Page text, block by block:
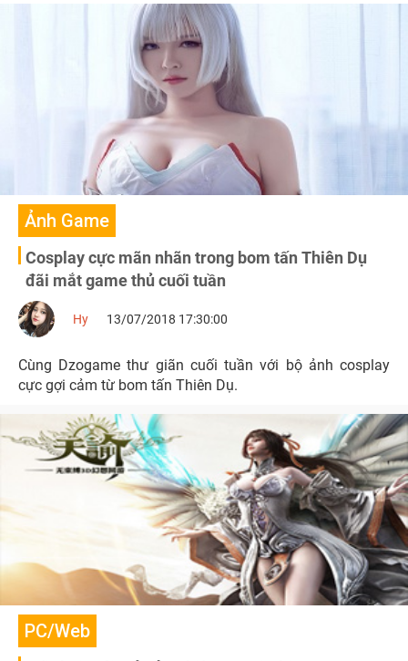
Ảnh Game
Cosplay cực mãn nhãn trong bom tấn Thiên Dụ
đãi mắt game thủ cuối tuần
Hy 13/07/2018 17:30:00
Cùng Dzogame thư giãn cuối tuần với bộ ảnh cosplay
cực gợi cảm từ bom tấn Thiên Dụ.
PC/Web